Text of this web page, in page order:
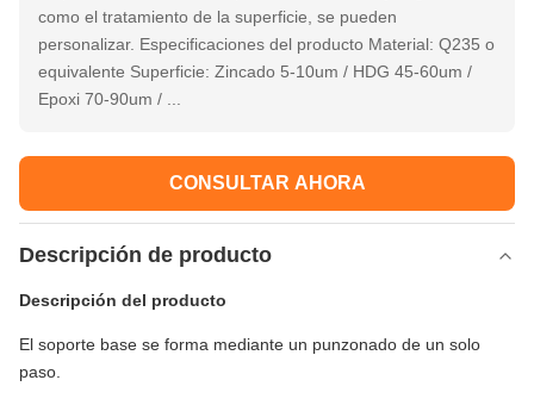
como el tratamiento de la superficie, se pueden
personalizar. Especificaciones del producto Material: Q235 o
equivalente Superficie: Zincado 5-10um / HDG 45-60um /
Epoxi 70-90um / ...
CONSULTAR AHORA
Descripción de producto
Descripción del producto
El soporte base se forma mediante un punzonado de un solo
paso.